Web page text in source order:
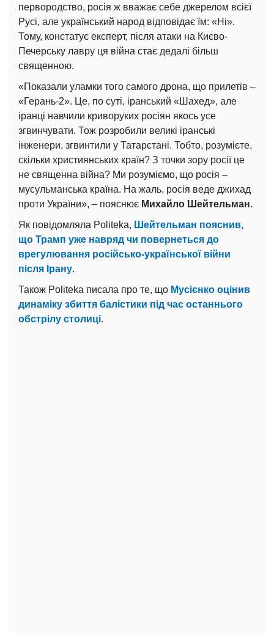
первородство, росія ж вважає себе джерелом всієї
Русі, але український народ відповідає їм: «Ні».
Тому, констатує експерт, після атаки на Києво-
Печерську лавру ця війна стає дедалі більш
священною.
«Показали уламки того самого дрона, що прилетів –
«Герань-2». Це, по суті, іранський «Шахед», але
іранці навчили криворуких росіян якось усе
згвинчувати. Тож розробили великі іранські
інженери, згвинтили у Татарстані. Тобто, розумієте,
скільки християнських країн? З точки зору росії це
не священна війна? Ми розуміємо, що росія –
мусульманська країна. На жаль, росія веде джихад
проти України», – пояснює Михайло Шейтельман.
Як повідомляла Politeka, Шейтельман пояснив,
що Трамп уже навряд чи повернеться до
врегулювання російсько-української війни
після Ірану.
Також Politeka писала про те, що Мусієнко оцінив
динаміку збиття балістики під час останнього
обстрілу столиці.